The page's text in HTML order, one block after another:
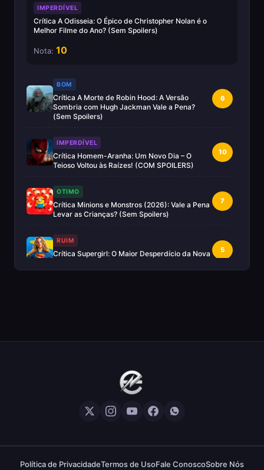
IMPERDÍVEL
Crítica A Odisseia: O Épico de Christopher Nolan é o
Melhor Filme do Ano? (Sem Spoilers)
Nota: 10
BOM
Crítica A Morte de Robin Hood: A Versão
Sombria com Hugh Jackman Vale a Pena?
(Sem Spoilers)
6
IMPERDÍVEL
Crítica Homem-Aranha: Um Novo Dia – O
Teioso Voltou às Raízes! (COM SPOILERS)
10
OTIMO
Crítica Minions e Monstros (2026): Vale a Pena
Levar as Crianças? (Sem Spoilers)
7
RUIM
Crítica Supergirl: O Maior Desperdício da Nova
5
Crítica O Mandaloriano e Grogu: A Aventura
Perfeita de Star Wars? — Sem Spoilers
RUIM
em Uma 5ª Temporada Desastrosa (COM
Política de PrivacidadeTermos de UsoFale ConoscoSobre Nós